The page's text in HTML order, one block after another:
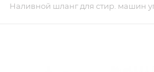
Наливной шланг для стир. машин